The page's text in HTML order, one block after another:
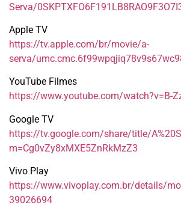
Serva/
Apple TV
https://tv.apple.com/br/movie/a-
serva/
YouTube Filmes
https://www.youtube.com/watch?v=B-
Google TV
https://tv.google.com/share/title/
m=Cg0vZy8xMXE5ZnRkMzZ3
Vivo Play
https://www.vivoplay.com.br/details/
39026694